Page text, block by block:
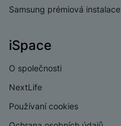
Samsung prémiová instalace
iSpace
O společnosti
NextLife
Používaní cookies